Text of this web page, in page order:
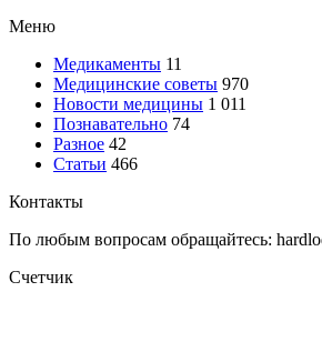
Меню
Медикаменты 11
Медицинские советы 970
Новости медицины 1 011
Познавательно 74
Разное 42
Статьи 466
Контакты
По любым вопросам обращайтесь:
Счетчик